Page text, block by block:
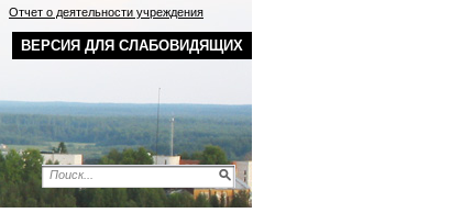
ВЕРСИЯ ДЛЯ СЛАБОВИДЯЩИХ
Отчет о деятельности учреждения